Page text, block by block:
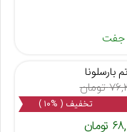
جفت
بارسلونا
تومان
تخفیف ( %۱۰ )